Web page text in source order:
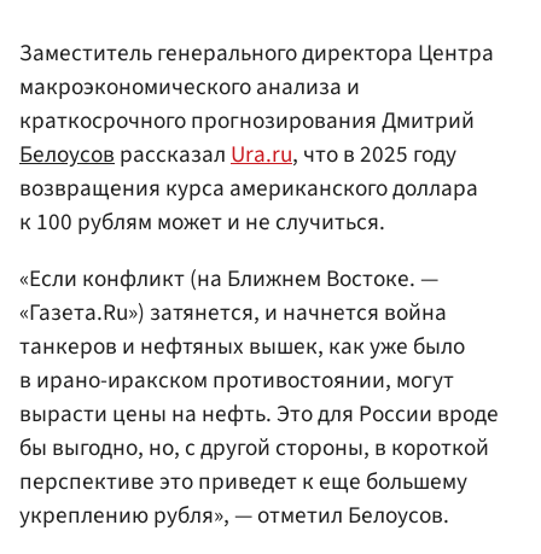
Заместитель генерального директора Центра
макроэкономического анализа и
краткосрочного прогнозирования Дмитрий
БелоусоврассказалUra.ru, что в 2025 году
возвращения курса американского доллара
к 100 рублям может и не случиться.
«Если конфликт (на Ближнем Востоке. —
«Газета.Ru») затянется, и начнется война
танкеров и нефтяных вышек, как уже было
в ирано-иракском противостоянии, могут
вырасти цены на нефть. Это для России вроде
бы выгодно, но, с другой стороны, в короткой
перспективе это приведет к еще большему
укреплению рубля», — отметил Белоусов.